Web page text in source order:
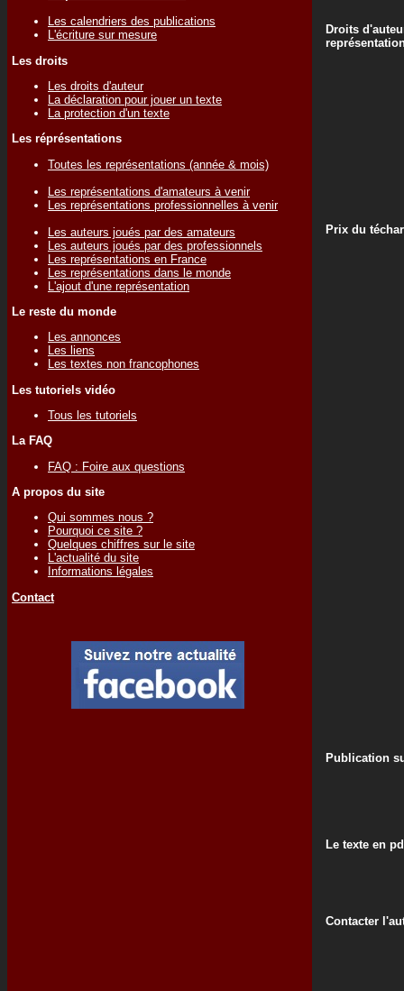
Les calendriers des publications
L'écriture sur mesure
Les droits
Les droits d'auteur
La déclaration pour jouer un texte
La protection d'un texte
Les réprésentations
Toutes les représentations (année & mois)
Les représentations d'amateurs à venir
Les représentations professionnelles à venir
Les auteurs joués par des amateurs
Les auteurs joués par des professionnels
Les représentations en France
Les représentations dans le monde
L'ajout d'une représentation
Le reste du monde
Les annonces
Les liens
Les textes non francophones
Les tutoriels vidéo
Tous les tutoriels
La FAQ
FAQ : Foire aux questions
A propos du site
Qui sommes nous ?
Pourquoi ce site ?
Quelques chiffres sur le site
L'actualité du site
Informations légales
Contact
Droits
Prix du
Publication
Le texte en
Contacter